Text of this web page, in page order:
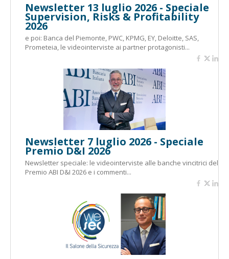
Newsletter 13 luglio 2026 - Speciale
Supervision, Risks & Profitability
2026
e poi: Banca del Piemonte, PWC, KPMG, EY, Deloitte, SAS,
Prometeia, le videointerviste ai partner protagonisti...
Newsletter 7 luglio 2026 - Speciale
Premio D&I 2026
Newsletter speciale: le videointerviste alle banche vincitrici del
Premio ABI D&I 2026 e i commenti...